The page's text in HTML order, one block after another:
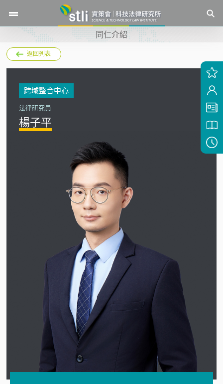
同仁介紹
返回列表
跨域整合中心
法律研究員
楊子平